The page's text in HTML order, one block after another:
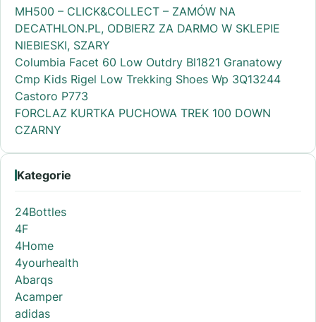
MH500 – CLICK&COLLECT – ZAMÓW NA
DECATHLON.PL, ODBIERZ ZA DARMO W SKLEPIE
NIEBIESKI, SZARY
Columbia Facet 60 Low Outdry Bl1821 Granatowy
Cmp Kids Rigel Low Trekking Shoes Wp 3Q13244
Castoro P773
FORCLAZ KURTKA PUCHOWA TREK 100 DOWN
CZARNY
Kategorie
24Bottles
4F
4Home
4yourhealth
Abarqs
Acamper
adidas